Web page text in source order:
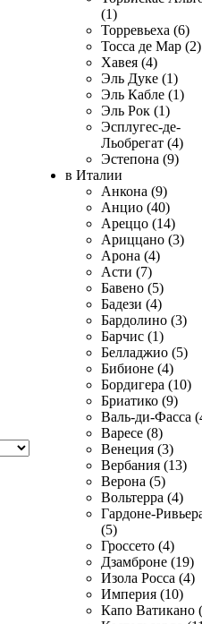
(1)
Торревьеха (6)
Тосса де Мар (2)
Хавея (4)
Эль Дуке (1)
Эль Кабле (1)
Эль Рок (1)
Эсплугес-де-
Льобрегат (4)
Эстепона (9)
в Италии
Анкона (9)
Анцио (40)
Ареццо (14)
Ариццано (3)
Арона (4)
Асти (7)
Бавено (5)
Бадези (4)
Бардолино (3)
Барчис (1)
Белладжио (5)
Бибионе (4)
Бордигера (10)
Бриатико (9)
Валь-ди-Фасса
Варесе (8)
Венеция (3)
Вербания (13)
Верона (5)
Вольтерра (4)
Гардоне-
(5)
Гроссето (4)
Дзамброне (19)
Изола Росса (4)
Империя (10)
Капо Ватикано